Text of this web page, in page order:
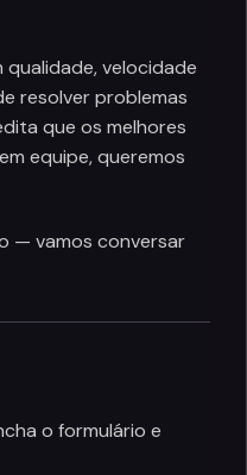
velocidade
resolver problemas
que os melhores
equipe, queremos
— vamos conversar
o formulário e